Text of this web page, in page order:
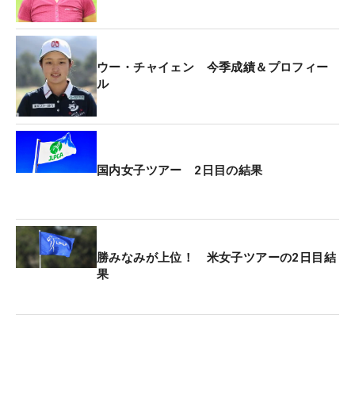
た。
ウー・チャイェン 今季成績＆プロフィー
ル
国内女子ツアー 2日目の結果
勝みなみが上位！ 米女子ツアーの2日目結
果